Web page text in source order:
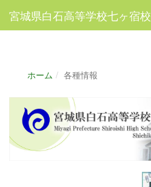
宮城県白石高等学校七ヶ宿校
ホーム 各種情報